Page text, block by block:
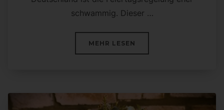
schwammig. Dieser …
MEHR ÜBER „BETTAG ODER
LESEN